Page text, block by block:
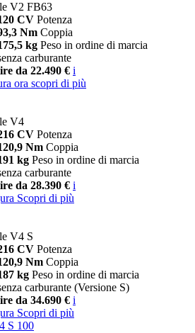
V2 FB63
CV Potenza
Nm Coppia
kg Peso in ordine di marcia
carburante
da 22.490 € i
ora scopri di più
V4
CV Potenza
Nm Coppia
kg Peso in ordine di marcia
carburante
da 28.390 € i
Scopri di più
V4 S
CV Potenza
Nm Coppia
kg Peso in ordine di marcia
carburante (Versione S)
da 34.690 € i
Scopri di più
S 100